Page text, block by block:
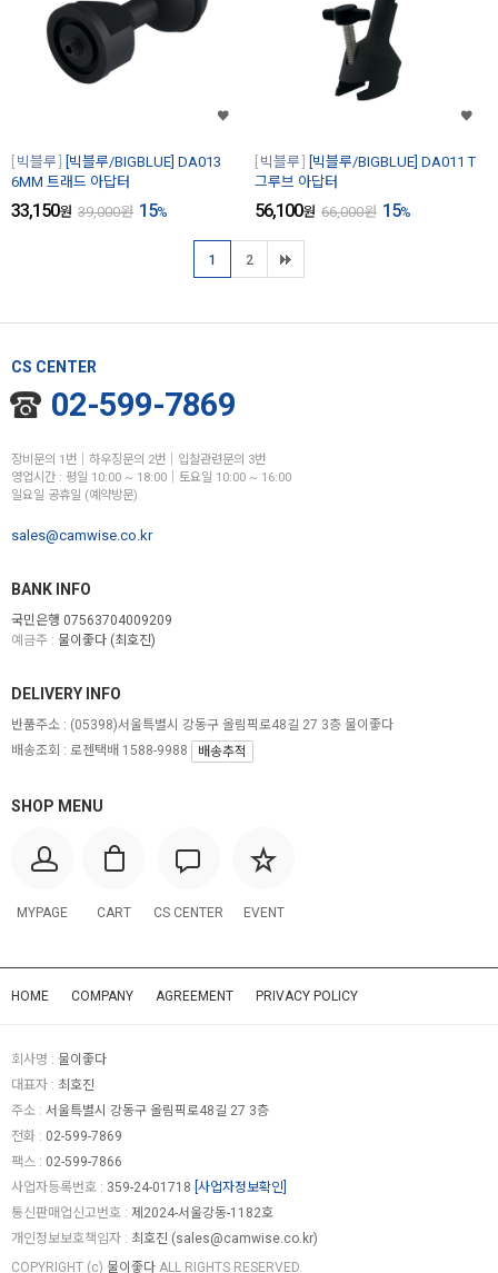
빅블루
[빅블루/BIGBLUE] DA013
6MM 트래드 아답터
33,150원 39,000원 15%
빅블루
[빅블루/BIGBLUE] DA011 T
그루브 아답터
56,100원 66,000원 15%
1 2
CS CENTER
02-599-7869
장비문의 1번│하우징문의 2번│입찰관련문의 3번
영업시간 : 평일 10:00 ~ 18:00│토요일 10:00 ~ 16:00
일요일 공휴일 (예약방문)
sales@camwise.co.kr
BANK INFO
국민은행 07563704009209
예금주 : 물이좋다 (최호진)
SHOP MENU
MYPAGE CART CS CENTER EVENT
DELIVERY INFO
반품주소 : (05398)서울특별시 강동구 올림픽로48길 27 3층 물이좋다
배송조회 : 로젠택배 1588-9988
배송추적
HOME COMPANY AGREEMENT PRIVACY POLICY
회사명 : 물이좋다
대표자 : 최호진
주소 : 서울특별시 강동구 올림픽로48길 27 3층
전화 : 02-599-7869
팩스 : 02-599-7866
사업자등록번호 : 359-24-01718 [사업자정보확인]
통신판매업신고번호 : 제2024-서울강동-1182호
개인정보보호책임자 : 최호진 (sales@camwise.co.kr)
COPYRIGHT (c) 물이좋다 ALL RIGHTS RESERVED.